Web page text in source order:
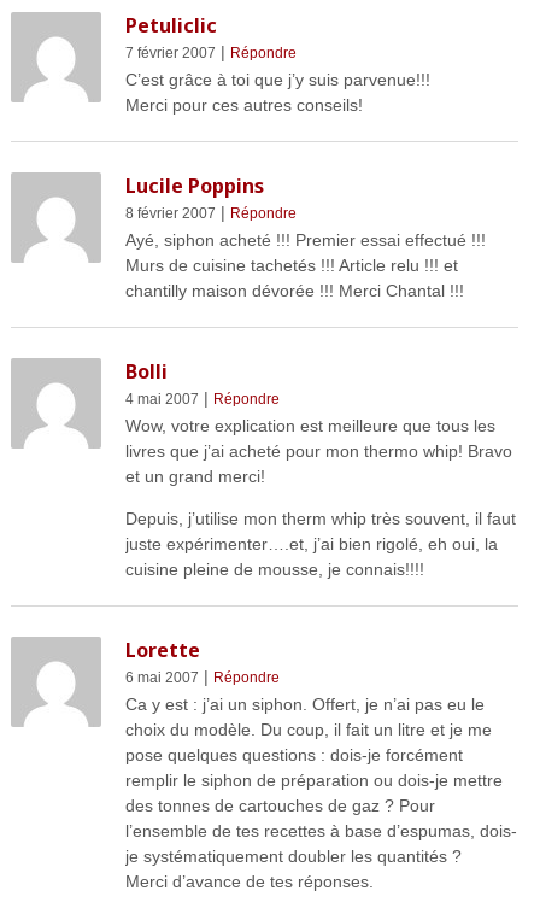
Petuliclic
7 février 2007 | Répondre
C’est grâce à toi que j’y suis parvenue!!!
Merci pour ces autres conseils!
Lucile Poppins
8 février 2007 | Répondre
Ayé, siphon acheté !!! Premier essai effectué !!!
Murs de cuisine tachetés !!! Article relu !!! et
chantilly maison dévorée !!! Merci Chantal !!!
Bolli
4 mai 2007 | Répondre
Wow, votre explication est meilleure que tous les
livres que j’ai acheté pour mon thermo whip! Bravo
et un grand merci!
Depuis, j’utilise mon therm whip très souvent, il faut
juste expérimenter….et, j’ai bien rigolé, eh oui, la
cuisine pleine de mousse, je connais!!!!
Lorette
6 mai 2007 | Répondre
Ca y est : j’ai un siphon. Offert, je n’ai pas eu le
choix du modèle. Du coup, il fait un litre et je me
pose quelques questions : dois-je forcément
remplir le siphon de préparation ou dois-je mettre
des tonnes de cartouches de gaz ? Pour
l’ensemble de tes recettes à base d’espumas, dois-
je systématiquement doubler les quantités ?
Merci d’avance de tes réponses.